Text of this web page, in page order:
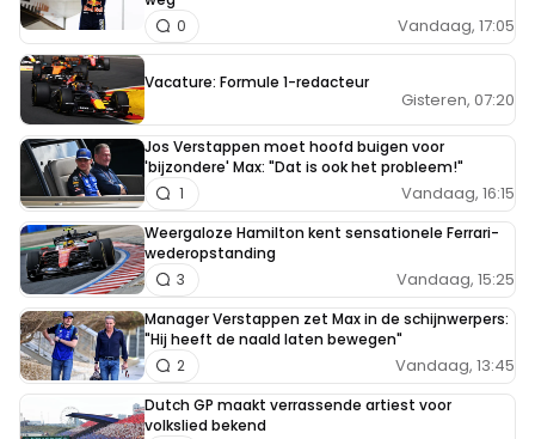
Vandaag, 17:05
0
Vacature: Formule 1-redacteur
Gisteren, 07:20
Jos Verstappen moet hoofd buigen voor
'bijzondere' Max: "Dat is ook het probleem!"
Vandaag, 16:15
1
Weergaloze Hamilton kent sensationele Ferrari-
wederopstanding
Vandaag, 15:25
3
Manager Verstappen zet Max in de schijnwerpers:
"Hij heeft de naald laten bewegen"
Vandaag, 13:45
2
Dutch GP maakt verrassende artiest voor
volkslied bekend